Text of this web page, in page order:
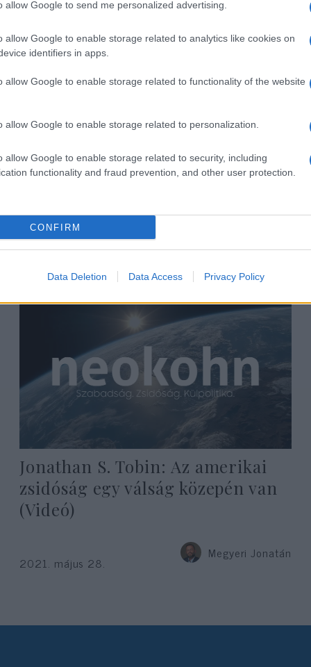
allow Google to send me personalized advertising.
allow Google to enable storage related to analytics like cookies on
identifiers in apps.
allow Google to enable storage related to functionality of the website
allow Google to enable storage related to personalization.
allow Google to enable storage related to security, including
functionality and fraud prevention, and other user protection.
CONFIRM
Data Deletion Data Access Privacy Policy
Az új gázai határfal az
„apartheidről”
2021. december 14.
Jonathan S. Tobin: Az amerikai
zsidóság egy válság közepén van
(Videó)
Megyeri Jonatán
2021. május 28.